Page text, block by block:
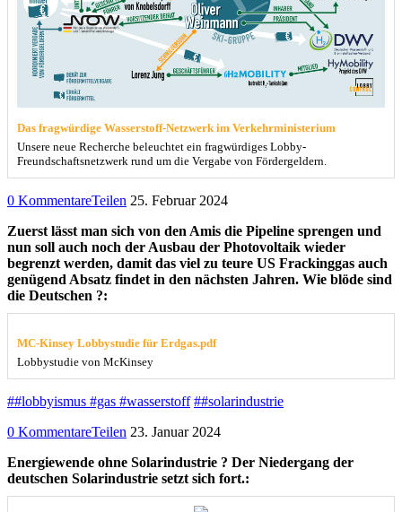
Das fragwürdige Wasserstoff-Netzwerk im Verkehrministerium
Unsere neue Recherche beleuchtet ein fragwürdiges Lobby-
Freundschaftsnetzwerk rund um die Vergabe von Fördergeldern.
0 KommentareTeilen 25. Februar 2024
Zuerst lässt man sich von den Amis die Pipeline sprengen und
nun soll auch noch der Ausbau der Photovoltaik wieder
begrenzt werden, damit das viel zu teure US Frackinggas auch
genügend Absatz findet in den nächsten Jahren. Wie blöde sind
die Deutschen ?:
MC-Kinsey Lobbystudie für Erdgas.pdf
Lobbystudie von McKinsey
##lobbyismus #gas #wasserstoff ##solarindustrie
0 KommentareTeilen 23. Januar 2024
Energiewende ohne Solarindustrie ? Der Niedergang der
deutschen Solarindustrie setzt sich fort.: